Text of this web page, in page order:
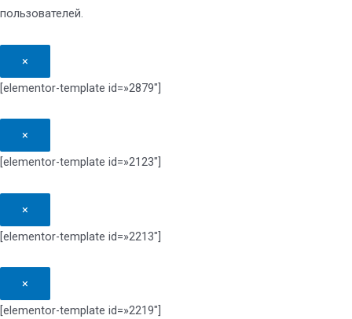
пользователей.
×
[elementor-template id=»2879″]
×
[elementor-template id=»2123″]
×
[elementor-template id=»2213″]
×
[elementor-template id=»2219″]